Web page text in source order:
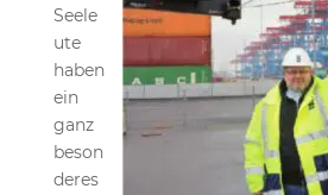
Seele
ute
haben
ein
ganz
beson
deres